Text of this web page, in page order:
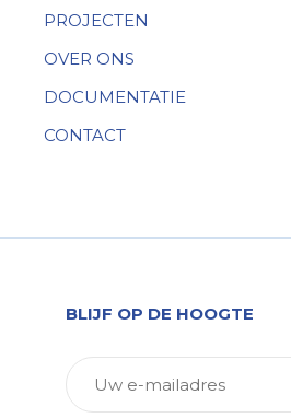
PROJECTEN
OVER ONS
DOCUMENTATIE
CONTACT
BLIJF OP DE HOOGTE